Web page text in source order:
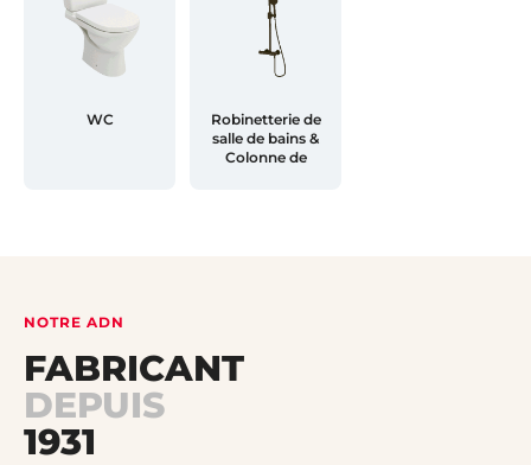
WC
Robinetterie de
salle de bains &
Colonne de
NOTRE ADN
FABRICANT
DEPUIS
1931